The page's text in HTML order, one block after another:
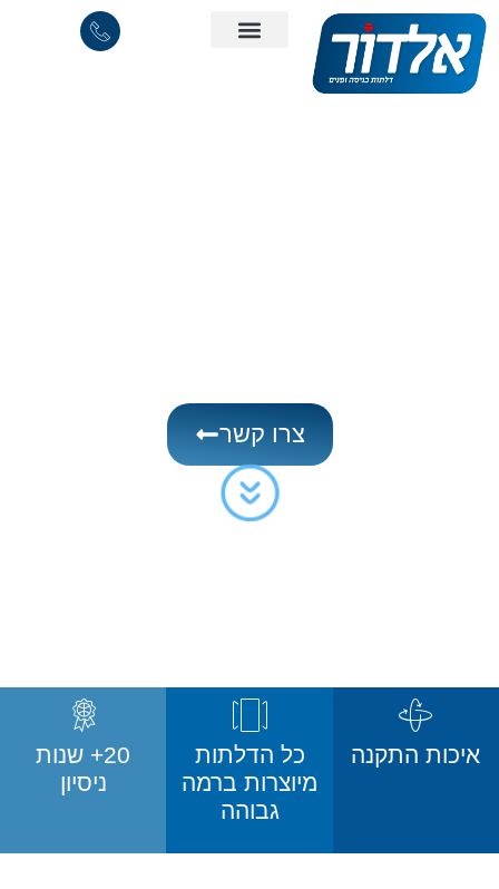
צרו קשר
איכות התקנה
כל הדלתות
מיוצרות ברמה
גבוהה
20+ שנות
ניסיון